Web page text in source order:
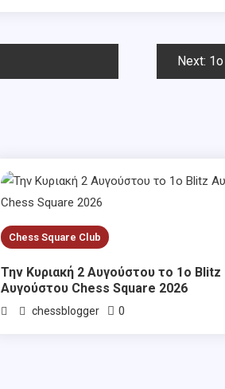
Next: 1o
Chess Square Club
Την Κυριακή 2 Αυγούστου το 1ο Blitz
Αυγούστου Chess Square 2026
chessblogger 0